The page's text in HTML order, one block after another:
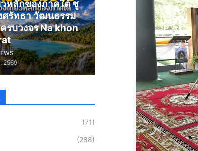
วหลักของภาคใต้ ชู
ศรัทธา วัฒนธรรม
รบวงจร Na khon
2569
(71)
(288)